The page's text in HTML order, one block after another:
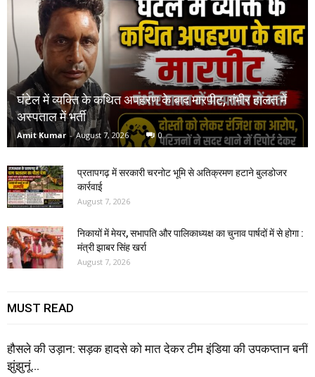
घंटेल में व्यक्ति के कथित अपहरण के बाद मारपीट, गंभीर हालत में
अस्पताल में भर्ती
Amit Kumar - August 7, 2026 0
प्रतापगढ़ में सरकारी चरनोट भूमि से अतिक्रमण हटाने बुलडोजर
कार्रवाई
August 7, 2026
निकायों में मेयर, सभापति और पालिकाध्यक्ष का चुनाव पार्षदों में से होगा :
मंत्री झाबर सिंह खर्रा
August 7, 2026
MUST READ
हौसले की उड़ान: सड़क हादसे को मात देकर टीम इंडिया की उपकप्तान बनीं
झुंझुनूं...